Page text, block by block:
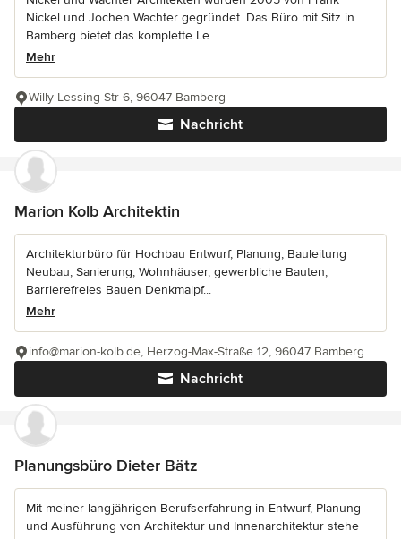
Nickel und Jochen Wachter gegründet. Das Büro mit Sitz in
Bamberg bietet das komplette Le...
Mehr
Nachricht
Willy-Lessing-Str 6, 96047 Bamberg
Marion Kolb Architektin
Architekturbüro für Hochbau Entwurf, Planung, Bauleitung
Neubau, Sanierung, Wohnhäuser, gewerbliche Bauten,
Barrierefreies Bauen Denkmalpf...
Mehr
Nachricht
info@marion-kolb.de, Herzog-Max-Straße 12, 96047 Bamberg
Planungsbüro Dieter Bätz
Mit meiner langjährigen Berufserfahrung in Entwurf, Planung
und Ausführung von Architektur und Innenarchitektur stehe